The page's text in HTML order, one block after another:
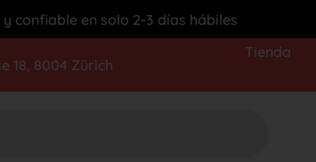
confiable en solo 2-3 días hábiles
18, 8004 Zürich
Tienda